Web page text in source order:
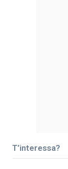
T’interessa?